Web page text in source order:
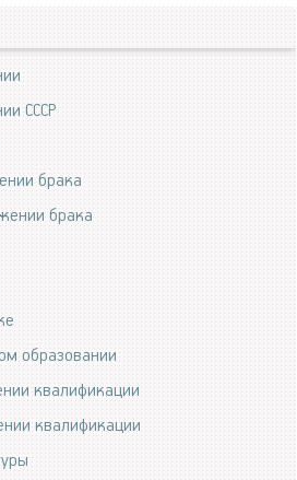
СССР
брака
брака
образовании
квалификации
квалификации